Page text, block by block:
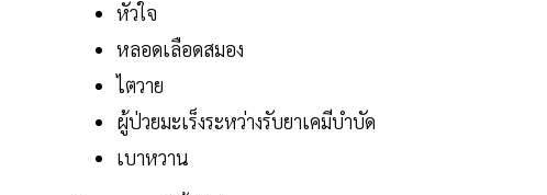
หัวใจ
หลอดเลือดสมอง
ไตวาย
ผู้ป่วยมะเร็งระหว่างรับยาเคมีบำบัด
เบาหวาน